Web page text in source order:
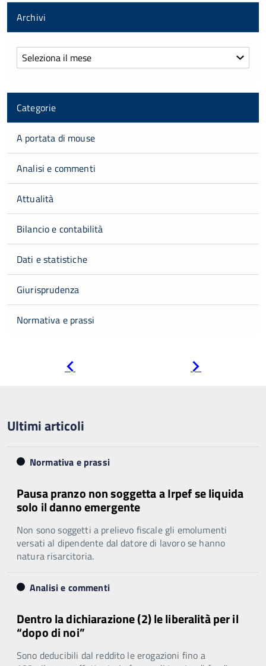
Archivi
Archivi
Categorie
A portata di mouse
Analisi e commenti
Attualità
Bilancio e contabilità
Dati e statistiche
Giurisprudenza
Normativa e prassi
Ultimi articoli
Normativa e prassi
Pausa pranzo non soggetta a Irpef se liquida
solo il danno emergente
Non sono soggetti a prelievo fiscale gli emolumenti
versati al dipendente dal datore di lavoro se hanno
natura risarcitoria.
Analisi e commenti
Dentro la dichiarazione (2) le liberalità per il
“dopo di noi”
Sono deducibili dal reddito le erogazioni fino a